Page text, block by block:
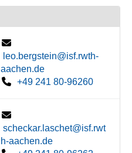
leo.bergstein@isf.rwth-
aachen.de
+49 241 80-96260
scheckar.laschet@isf.rwt
h-aachen.de